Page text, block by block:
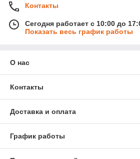
Контакты
Сегодня работает с 10:00 до
Показать весь график работы
О нас
Контакты
Доставка и оплата
График работы